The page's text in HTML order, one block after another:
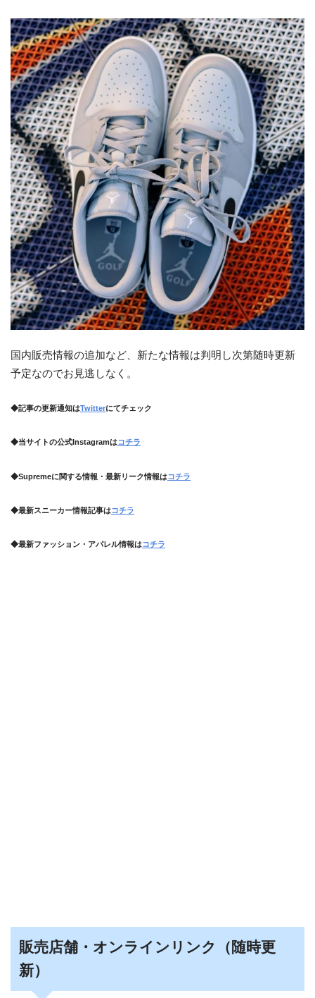
国内販売情報の追加など、新たな情報は判明し次第随時更新
予定なのでお見逃しなく。
◆記事の更新通知はTwitterにてチェック
◆当サイトの公式Instagramはコチラ
◆Supremeに関する情報・最新リーク情報はコチラ
◆最新スニーカー情報記事はコチラ
◆最新ファッション・アパレル情報はコチラ
販売店舗・オンラインリンク（随時更
新）